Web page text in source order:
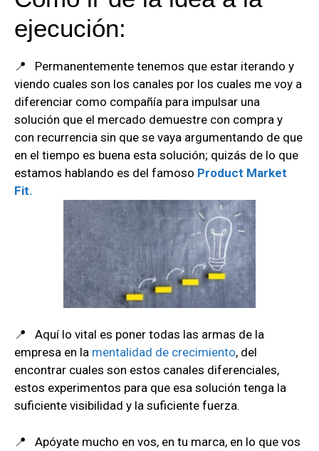
ejecución:
📍 Permanentemente tenemos que estar iterando y
viendo cuales son los canales por los cuales me voy a
diferenciar como compañía para impulsar una
solución que el mercado demuestre con compra y
con recurrencia sin que se vaya argumentando de que
en el tiempo es buena esta solución; quizás de lo que
estamos hablando es del famoso Product Market
Fit.
📍 Aquí lo vital es poner todas las armas de la
empresa en la mentalidad de crecimiento, del
encontrar cuales son estos canales diferenciales,
estos experimentos para que esa solución tenga la
suficiente visibilidad y la suficiente fuerza.
📍 Apóyate mucho en vos, en tu marca, en lo que vos